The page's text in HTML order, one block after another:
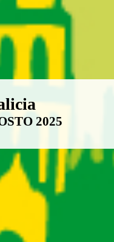
Galicia
2025